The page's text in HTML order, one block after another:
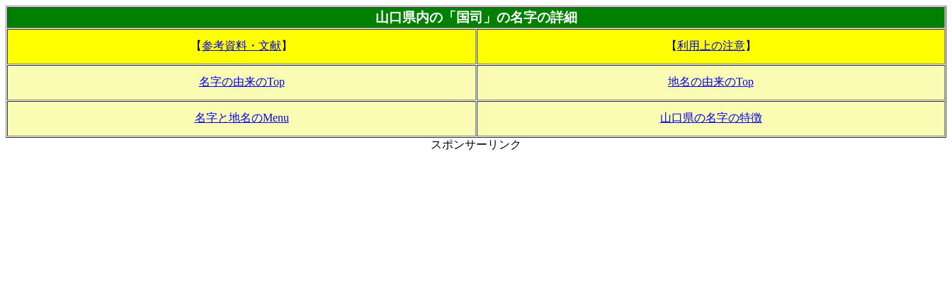
山口県内の「国司」の名字の詳細
【参考資料・文献】 【利用上の注意】
名字の由来のTop 地名の由来のTop
名字と地名のMenu 山口県の名字の特徴
スポンサーリンク